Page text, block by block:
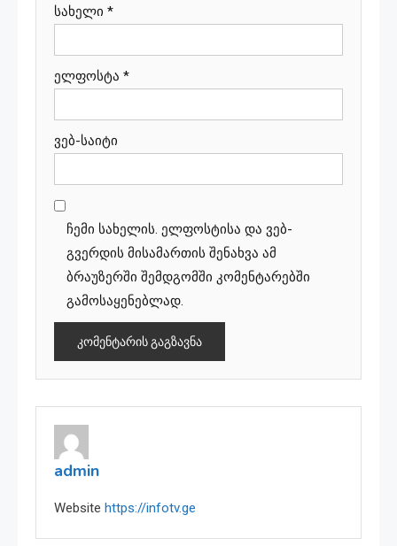
სახელი *
ელფოსტა *
ვებ-საიტი
ჩემი სახელის. ელფოსტისა და ვებ-
გვერდის მისამართის შენახვა ამ
ბრაუზერში შემდგომში კომენტარებში
გამოსაყენებლად.
admin
Website https://infotv.ge